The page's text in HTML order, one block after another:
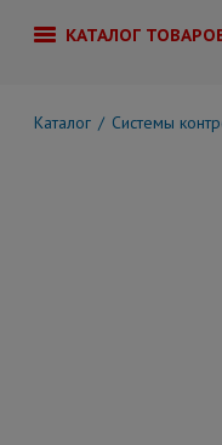
КАТАЛОГ
Каталог Системы